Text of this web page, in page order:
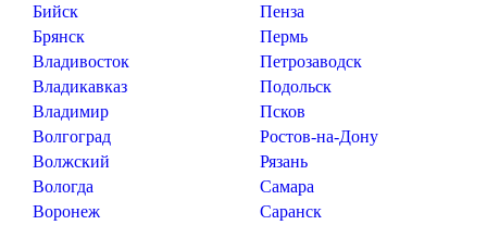
Бийск
Брянск
Владивосток
Владикавказ
Владимир
Волгоград
Волжский
Вологда
Воронеж
Пенза
Пермь
Петрозаводск
Подольск
Псков
Ростов-на-Дону
Рязань
Самара
Саранск